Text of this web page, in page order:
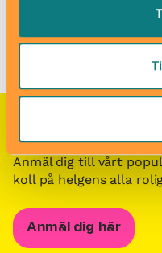
Barn- och
Anmäl dig till vårt
koll på helgens alla
Anmäl dig här